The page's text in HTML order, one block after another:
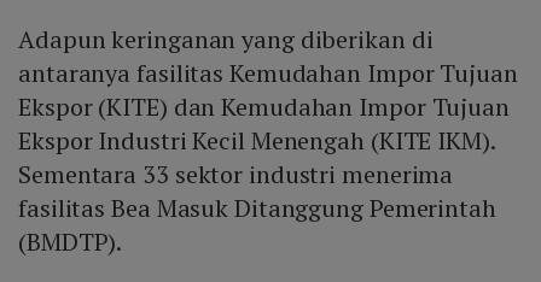
Adapun keringanan yang diberikan di
antaranya fasilitas Kemudahan Impor Tujuan
Ekspor (KITE) dan Kemudahan Impor Tujuan
Ekspor Industri Kecil Menengah (KITE IKM).
Sementara 33 sektor industri menerima
fasilitas Bea Masuk Ditanggung Pemerintah
(BMDTP).